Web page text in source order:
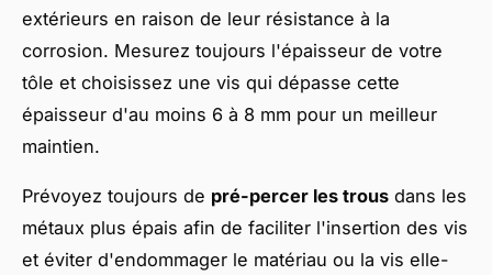
extérieurs en raison de leur résistance à la
corrosion. Mesurez toujours l'épaisseur de votre
tôle et choisissez une vis qui dépasse cette
épaisseur d'au moins 6 à 8 mm pour un meilleur
maintien.
Prévoyez toujours de pré-percer les trous dans les
métaux plus épais afin de faciliter l'insertion des vis
et éviter d'endommager le matériau ou la vis elle-